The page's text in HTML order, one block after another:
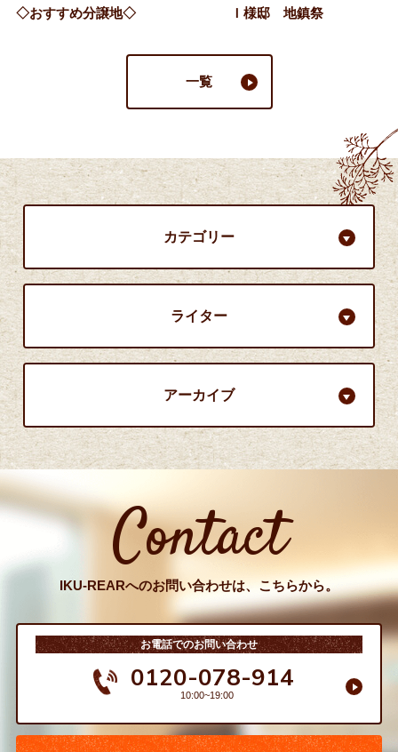
◇おすすめ分譲地◇ Ｉ様邸 地鎮祭
一覧
カテゴリー
ライター
アーカイブ
Contact
IKU-REARへのお問い合わせは、こちらから。
お電話でのお問い合わせ
0120-078-914
10:00~19:00